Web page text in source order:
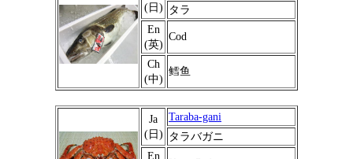
(日)
タラ
En
(英)
Cod
Ch
(中)
鳕鱼
Ja
(日)
Taraba-gani
タラバガニ
En